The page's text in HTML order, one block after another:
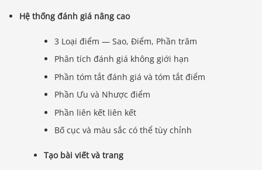
Hệ thống đánh giá nâng cao
3 Loại điểm — Sao, Điểm, Phần trăm
Phân tích đánh giá không giới hạn
Phần tóm tắt đánh giá và tóm tắt điểm
Phần Ưu và Nhược điểm
Phần liên kết liên kết
Bố cục và màu sắc có thể tùy chỉnh
Tạo bài viết và trang